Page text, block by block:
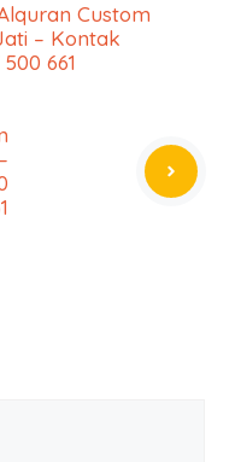
Custom
– Kontak
661